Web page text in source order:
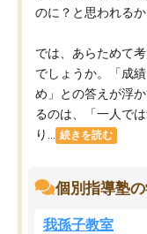
のに？と思われるか
では、あらためて
でしょうか。「成
め」との答えが浮
るのは、「一人で
り...
続きを読む
個別指導塾
我孫子教室